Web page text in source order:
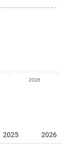
2026
2025
2026